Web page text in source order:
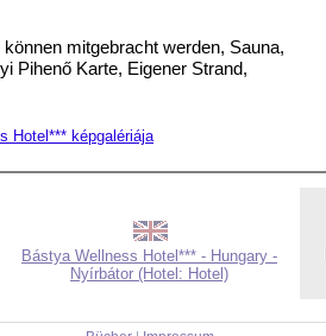
können mitgebracht werden, Sauna,
Pihenő Karte, Eigener Strand,
Hotel*** képgalériája
Bástya Wellness Hotel*** - Hungary -
Nyírbátor (Hotel: Hotel)